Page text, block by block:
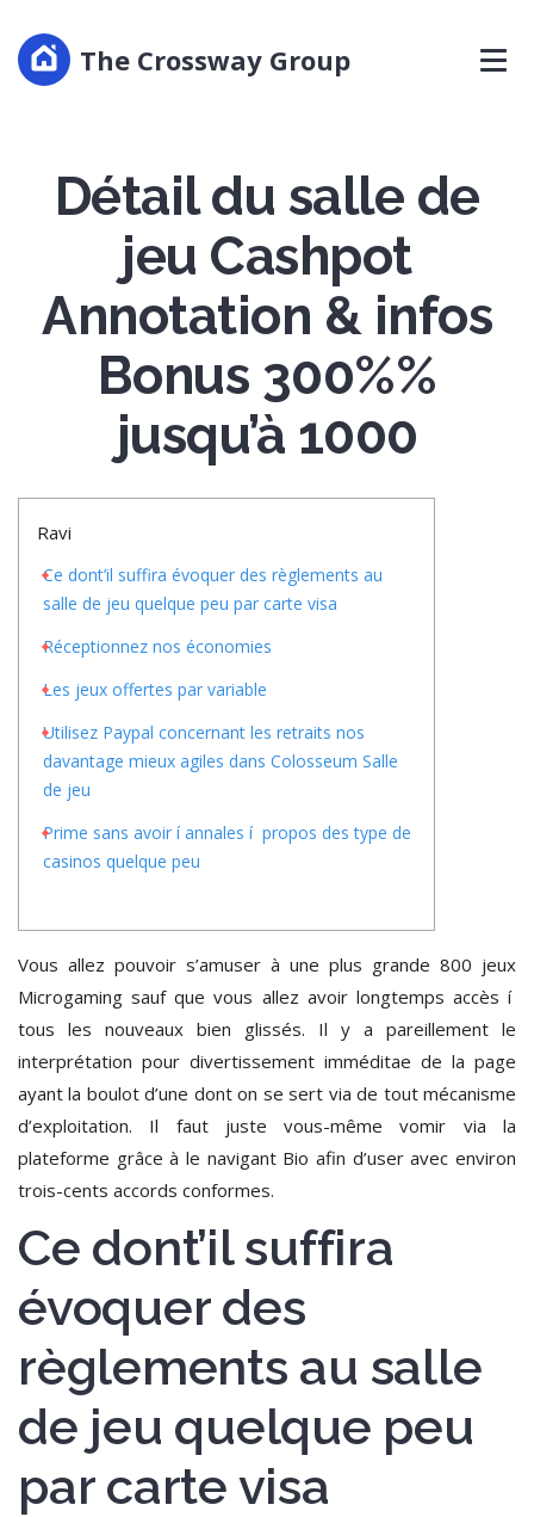
The Crossway Group
Détail du salle de
jeu Cashpot
Annotation & infos
Bonus 300%%
jusqu’à 1000
Ravi
Ce dont’il suffira évoquer des règlements au
salle de jeu quelque peu par carte visa
Réceptionnez nos économies
Les jeux offertes par variable
Utilisez Paypal concernant les retraits nos
davantage mieux agiles dans Colosseum Salle
de jeu
Prime sans avoir í annales í propos des type de
casinos quelque peu
Vous allez pouvoir s’amuser à une plus grande 800 jeux
Microgaming sauf que vous allez avoir longtemps accès í
tous les nouveaux bien glissés. Il y a pareillement le
interprétation pour divertissement imméditae de la page
ayant la boulot d’une dont on se sert via de tout mécanisme
d’exploitation. Il faut juste vous-même vomir via la
plateforme grâce à le navigant Bio afin d’user avec environ
trois-cents accords conformes.
Ce dont’il suffira
évoquer des
règlements au salle
de jeu quelque peu
par carte visa